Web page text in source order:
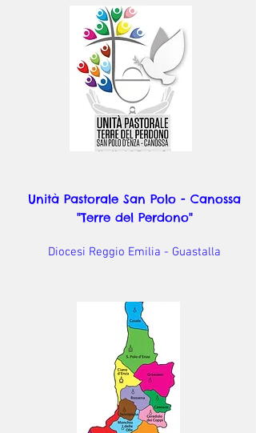
Unità Pastorale San Polo - Canossa
"Terre del Perdono"
Diocesi Reggio Emilia - Guastalla